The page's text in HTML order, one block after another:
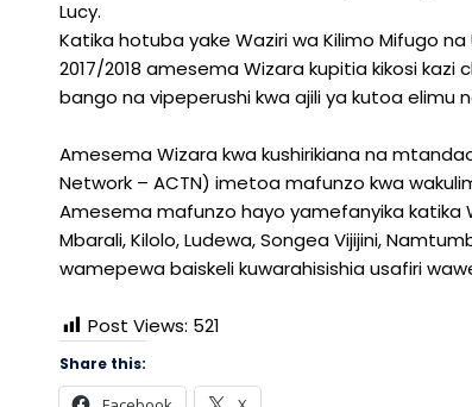
Lucy.
Katika hotuba yake Waziri wa Kilimo Mifugo
2017/2018 amesema Wizara kupitia kikosi
bango na vipeperushi kwa ajili ya kutoa elimu
Amesema Wizara kwa kushirikiana na
Network – ACTN) imetoa mafunzo kwa
Amesema mafunzo hayo yamefanyika katika
Mbarali, Kilolo, Ludewa, Songea Vijijini,
wamepewa baiskeli kuwarahisishia usafiri
Post Views: 521
Share this: